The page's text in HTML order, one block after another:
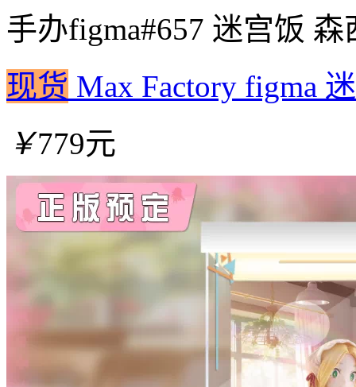
手办figma#657 迷宫饭 森
现货 Max Factory figma
￥779元